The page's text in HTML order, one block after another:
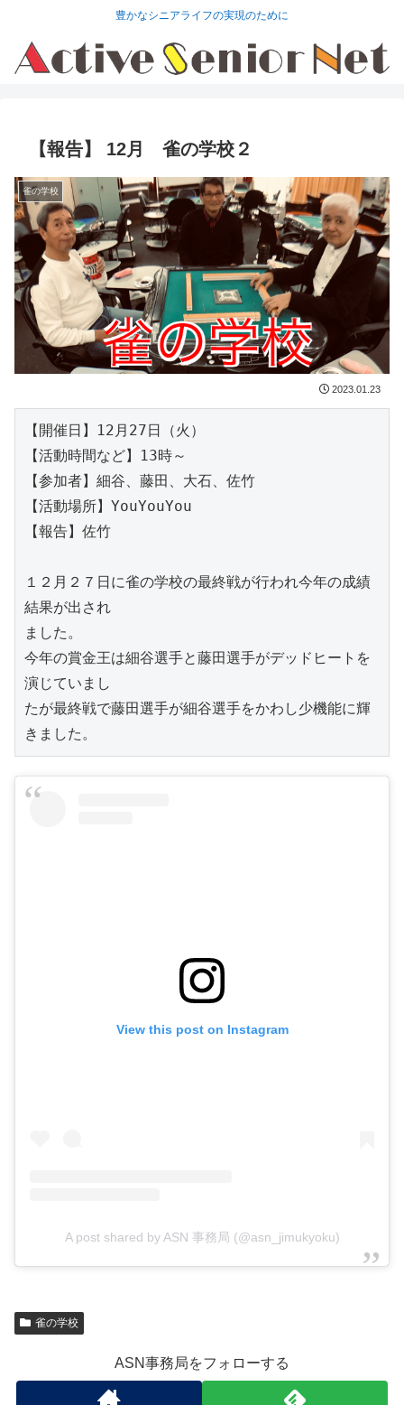
豊かなシニアライフの実現のために
【報告】 12月 雀の学校２
雀の学校
2023.01.23
【開催日】12月27日（火）
【活動時間など】13時～
【参加者】細谷、藤田、大石、佐竹
【活動場所】YouYouYou
【報告】佐竹
１２月２７日に雀の学校の最終戦が行われ今年の成績
結果が出され
ました。
今年の賞金王は細谷選手と藤田選手がデッドヒートを
演じていまし
たが最終戦で藤田選手が細谷選手をかわし少機能に輝
きました。
View this post on Instagram
A post shared by ASN 事務局 (@asn_jimukyoku)
雀の学校
ASN事務局をフォローする